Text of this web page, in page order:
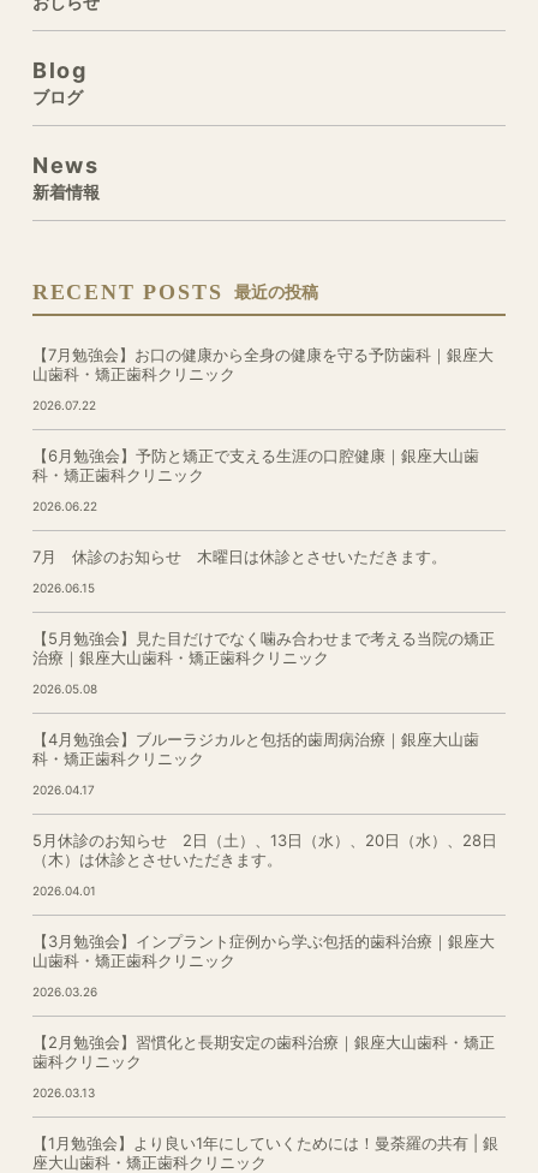
Blog
ブログ
News
新着情報
RECENT POSTS 最近の投稿
【7月勉強会】お口の健康から全身の健康を守る予防歯科｜銀座大
山歯科・矯正歯科クリニック
2026.07.22
【6月勉強会】予防と矯正で支える生涯の口腔健康｜銀座大山歯
科・矯正歯科クリニック
2026.06.22
7月 休診のお知らせ 木曜日は休診とさせいただきます。
2026.06.15
【5月勉強会】見た目だけでなく噛み合わせまで考える当院の矯正
治療｜銀座大山歯科・矯正歯科クリニック
2026.05.08
【4月勉強会】ブルーラジカルと包括的歯周病治療｜銀座大山歯
科・矯正歯科クリニック
2026.04.17
5月休診のお知らせ 2日（土）、13日（水）、20日（水）、28日
（木）は休診とさせいただきます。
2026.04.01
【3月勉強会】インプラント症例から学ぶ包括的歯科治療｜銀座大
山歯科・矯正歯科クリニック
2026.03.26
【2月勉強会】習慣化と長期安定の歯科治療｜銀座大山歯科・矯正
歯科クリニック
2026.03.13
【1月勉強会】より良い1年にしていくためには！曼荼羅の共有 | 銀
座大山歯科・矯正歯科クリニック